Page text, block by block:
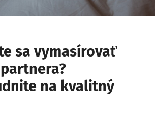
sa vymasírovať
na kvalitný